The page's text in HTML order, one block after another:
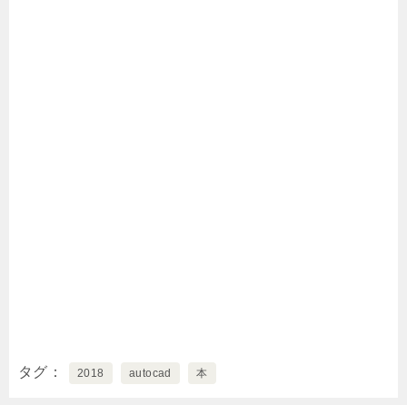
タグ 2018 autocad 本